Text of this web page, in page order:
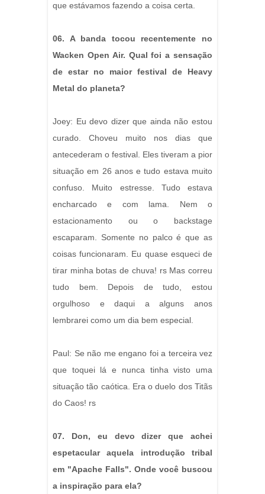
que estávamos fazendo a coisa certa.
06. A banda tocou recentemente no
Wacken Open Air. Qual foi a sensação
de estar no maior festival de Heavy
Metal do planeta?
Joey: Eu devo dizer que ainda não estou
curado. Choveu muito nos dias que
antecederam o festival. Eles tiveram a pior
situação em 26 anos e tudo estava muito
confuso. Muito estresse. Tudo estava
encharcado e com lama. Nem o
estacionamento ou o backstage
escaparam. Somente no palco é que as
coisas funcionaram. Eu quase esqueci de
tirar minha botas de chuva! rs Mas correu
tudo bem. Depois de tudo, estou
orgulhoso e daqui a alguns anos
lembrarei como um dia bem especial.
Paul: Se não me engano foi a terceira vez
que toquei lá e nunca tinha visto uma
situação tão caótica. Era o duelo dos Titãs
do Caos! rs
07. Don, eu devo dizer que achei
espetacular aquela introdução tribal
em "Apache Falls". Onde você buscou
a inspiração para ela?